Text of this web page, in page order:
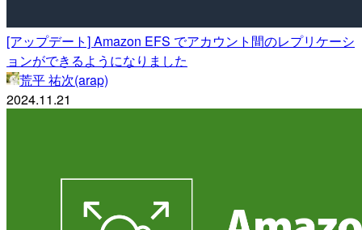
[アップデート] Amazon EFS でアカウント間のレプリケーシ
ョンができるようになりました
荒平 祐次(arap)
2024.11.21